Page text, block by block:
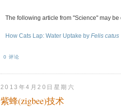
The following article from "Science" may be
How Cats Lap: Water Uptake by Felis catus
0 评论
2013年4月20日星期六
紫蜂(zigbee)技术